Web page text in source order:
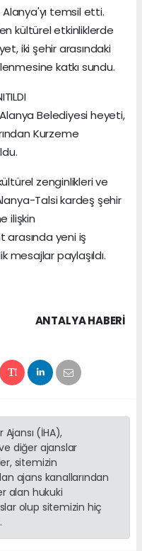
Alanya'yı temsil etti.
kültürel etkinliklerde
iki şehir arasındaki
katkı sundu.
Belediyesi heyeti,
Kurzeme
zenginlikleri ve
Talsi kardeş şehir
ilişkin
arasında yeni iş
mesajlar paylaşıldı.
ANTALYA HABERİ
(İHA),
diğer ajanslar
sitemizin
ajans kanallarından
alan hukuki
olup sitemizin hiç